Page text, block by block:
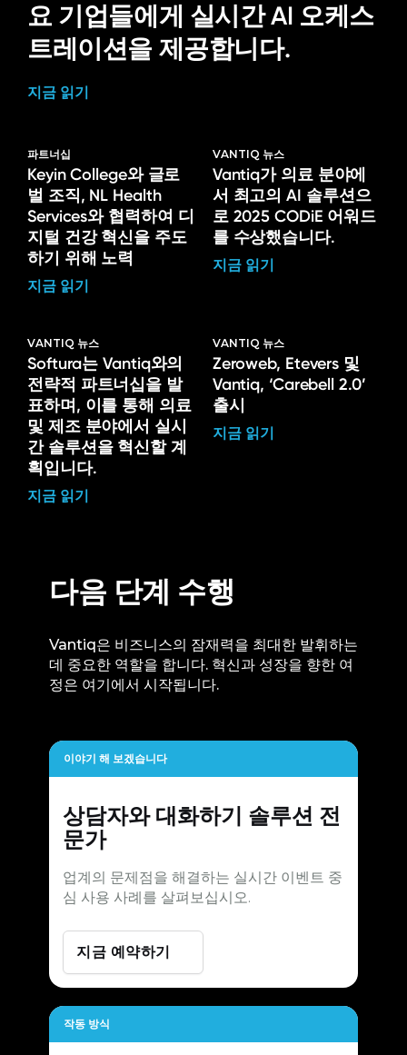
요 기업들에게 실시간 AI 오케스
트레이션을 제공합니다.
지금 읽기
파트너십
Keyin College와 글로
벌 조직, NL Health
Services와 협력하여 디
지털 건강 혁신을 주도
하기 위해 노력
지금 읽기
VANTIQ 뉴스
Vantiq가 의료 분야에
서 최고의 AI 솔루션으
로 2025 CODiE 어워드
를 수상했습니다.
지금 읽기
VANTIQ 뉴스
Softura는 Vantiq와의
전략적 파트너십을 발
표하며, 이를 통해 의료
및 제조 분야에서 실시
간 솔루션을 혁신할 계
획입니다.
지금 읽기
VANTIQ 뉴스
Zeroweb, Etevers 및
Vantiq, ‘Carebell 2.0’
출시
지금 읽기
다음 단계 수행
Vantiq은 비즈니스의 잠재력을 최대한 발휘하는
데 중요한 역할을 합니다. 혁신과 성장을 향한 여
정은 여기에서 시작됩니다.
이야기 해 보겠습니다
상담자와 대화하기 솔루션 전
문가
업계의 문제점을 해결하는 실시간 이벤트 중
심 사용 사례를 살펴보십시오.
지금 예약하기
작동 방식